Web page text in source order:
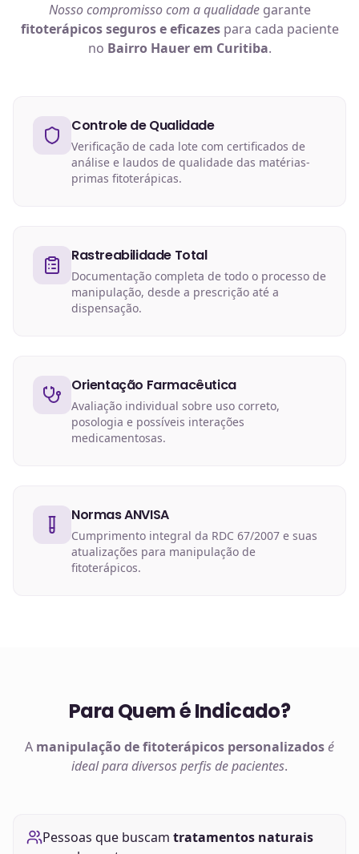
Nosso compromisso com a qualidadegarante
fitoterápicosseguros e eficazespara cada paciente
no Bairro Hauer em Curitiba.
Controle de Qualidade
Verificação de cada lote com certificados de
análise e laudos de qualidade das matérias-
primas fitoterápicas.
Rastreabilidade Total
Documentação completa de todo o processo de
manipulação, desde a prescrição até a
dispensação.
Orientação Farmacêutica
Avaliação individual sobre uso correto,
posologia e possíveis interações
medicamentosas.
Normas ANVISA
Cumprimento integral da RDC 67/2007 e suas
atualizações para manipulação de
fitoterápicos.
Para Quem é Indicado?
A manipulação defitoterápicos personalizadosé
ideal para diversos perfis de pacientes.
Pessoas que buscam tratamentos naturais